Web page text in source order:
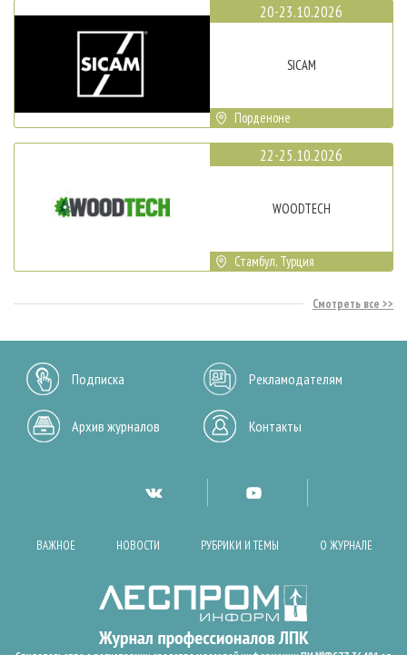
20-23.10.2026
SICAM
Порденоне
22-25.10.2026
WOODTECH
Стамбул, Турция
Смотреть все
Подписка Рекламодателям
Архив журналов Контакты
ВАЖНОЕ НОВОСТИ РУБРИКИ И ТЕМЫ О ЖУРНАЛЕ